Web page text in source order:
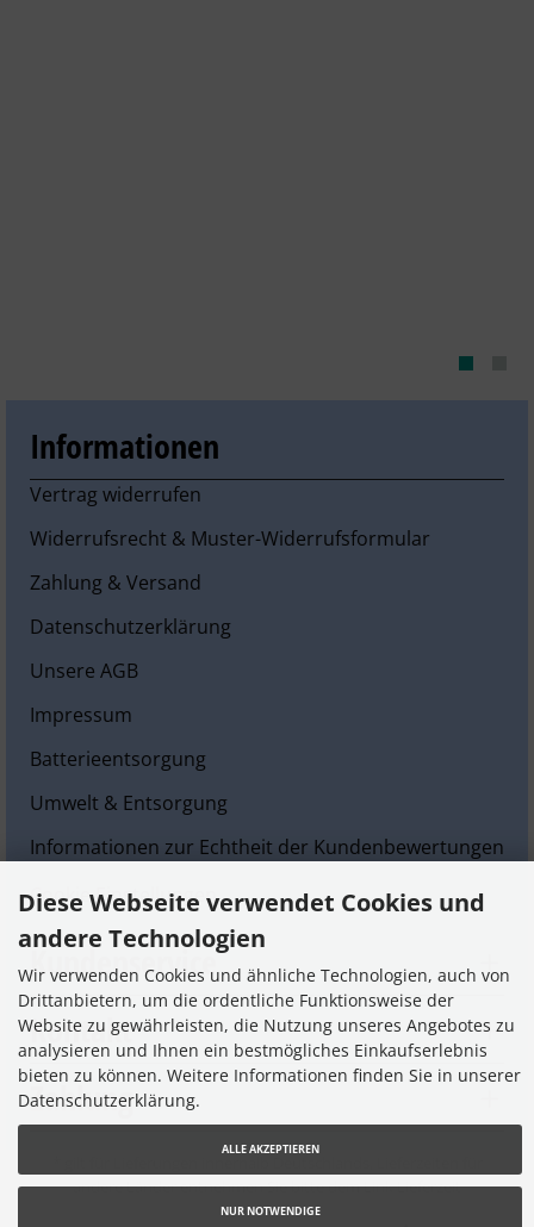
Informationen
Vertrag widerrufen
Widerrufsrecht & Muster-Widerrufsformular
Zahlung & Versand
Datenschutzerklärung
Unsere AGB
Impressum
Batterieentsorgung
Umwelt & Entsorgung
Informationen zur Echtheit der Kundenbewertungen
Cookie Einstellungen
Kundenservice
Kontakt
Zahlung
andere Länder entnehmen Sie bitte dem LinkLieferzeit
Diese Webseite verwendet Cookies und
andere Technologien
Wir verwenden Cookies und ähnliche Technologien, auch von
Drittanbietern, um die ordentliche Funktionsweise der
Website zu gewährleisten, die Nutzung unseres Angebotes zu
analysieren und Ihnen ein bestmögliches Einkaufserlebnis
bieten zu können. Weitere Informationen finden Sie in unserer
Datenschutzerklärung.
ALLE AKZEPTIEREN
NUR NOTWENDIGE